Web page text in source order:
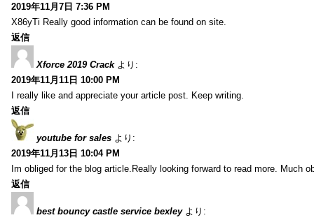
2019年11月7日 7:36 PM
X86yTi Really good information can be found on site.
返信
Xforce 2019 Crack より:
2019年11月11日 10:00 PM
I really like and appreciate your article post. Keep writing.
返信
youtube for sales より:
2019年11月13日 10:04 PM
Im obliged for the blog article.Really looking forward to read more. Much
返信
best bouncy castle service bexley より: